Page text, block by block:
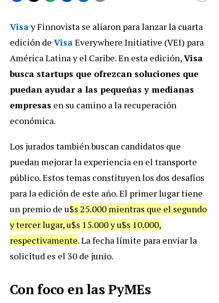
Visay Finnovista se aliaron para lanzar la cuarta
edición de VisaEverywhere Initiative (VEI) para
América Latina y el Caribe. En esta edición,Visa
busca startups que ofrezcan soluciones que
puedan ayudar a las pequeñas y medianas
empresas en su camino a la recuperación
económica.
Los jurados también buscan candidatos que
puedan mejorar la experiencia en el transporte
público. Estos temas constituyen los dos desafíos
para la edición de este año. El primer lugar tiene
un premio de u$s 25.000 mientras que el segundo
y tercer lugar, u$s 15.000 y u$s 10.000,
respectivamente. La fecha límite para enviar la
solicitud es el 30 de junio.
Con foco en las PyMEs